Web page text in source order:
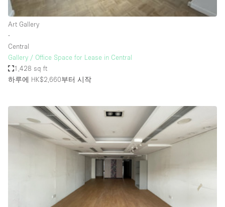
Kitchen
Liquor Licence
Multiple Rooms
Office Equipment
Private Parking
Rooftop / Terrace
Security System
Art Gallery
∙
Central
Gallery / Office Space for Lease in Central
1,428 sq ft
하루에 HK$2,660부터 시작